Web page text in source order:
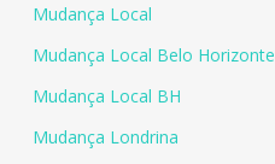
Mudança Local
Mudança Local Belo Horizonte
Mudança Local BH
Mudança Londrina